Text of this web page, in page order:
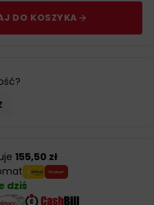
DO KOSZYKA
155,50 zł
dziś